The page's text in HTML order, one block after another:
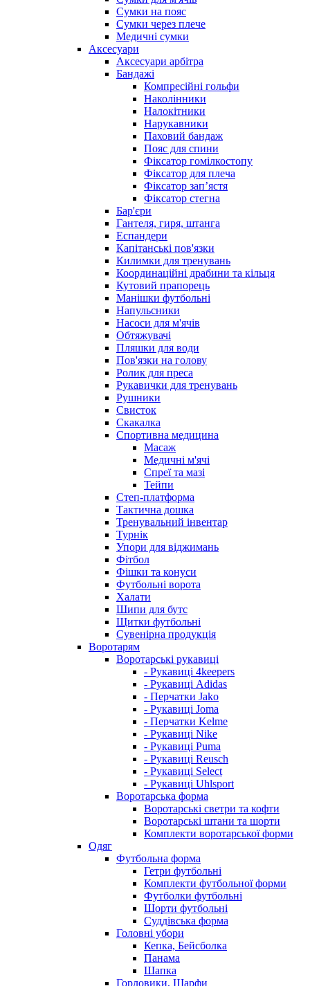
Сумки на пояс
Сумки через плече
Медичні сумки
Аксесуари
Аксесуари арбітра
Бандажі
Компресійні гольфи
Наколінники
Налокітники
Нарукавники
Паховий бандаж
Пояс для спини
Фіксатор гомілкостопу
Фіксатор для плеча
Фіксатор запʼястя
Фіксатор стегна
Бар'єри
Гантеля, гиря, штанга
Еспандери
Капітанські пов'язки
Килимки для тренувань
Координаційні драбини та кільця
Кутовий прапорець
Манішки футбольні
Напульсники
Насоси для м'ячів
Обтяжувачі
Пляшки для води
Пов'язки на голову
Ролик для преса
Рукавички для тренувань
Рушники
Свисток
Скакалка
Спортивна медицина
Масаж
Медичні м'ячі
Спреї та мазі
Тейпи
Степ-платформа
Тактична дошка
Тренувальний інвентар
Турнік
Упори для віджимань
Фітбол
Фішки та конуси
Футбольні ворота
Халати
Шипи для бутс
Щитки футбольні
Сувенірна продукція
Воротарям
Воротарські рукавиці
- Рукавиці 4keepers
- Рукавиці Adidas
- Перчатки Jako
- Рукавиці Joma
- Перчатки Kelme
- Рукавиці Nike
- Рукавиці Puma
- Рукавиці Reusch
- Рукавиці Select
- Рукавиці Uhlsport
Воротарська форма
Воротарські светри та кофти
Воротарські штани та шорти
Комплекти воротарської форми
Одяг
Футбольна форма
Гетри футбольні
Комплекти футбольної форми
Футболки футбольні
Шорти футбольні
Суддівська форма
Головні убори
Кепка, Бейсболка
Панама
Шапка
Горловики, Шарфи